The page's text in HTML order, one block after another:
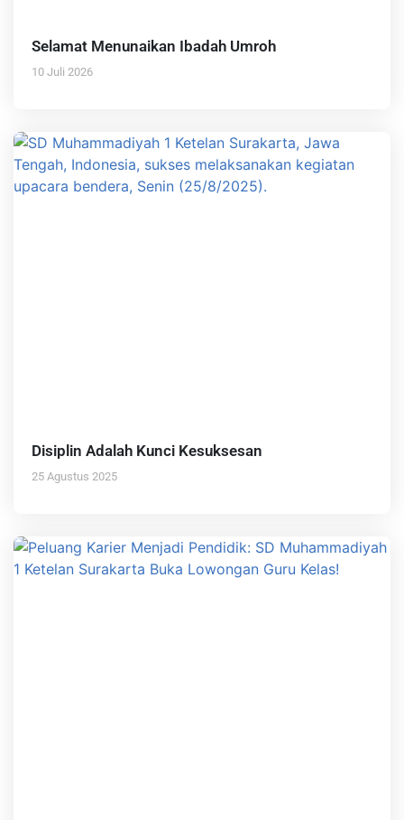
Selamat Menunaikan Ibadah Umroh
10 Juli 2026
Disiplin Adalah Kunci Kesuksesan
25 Agustus 2025